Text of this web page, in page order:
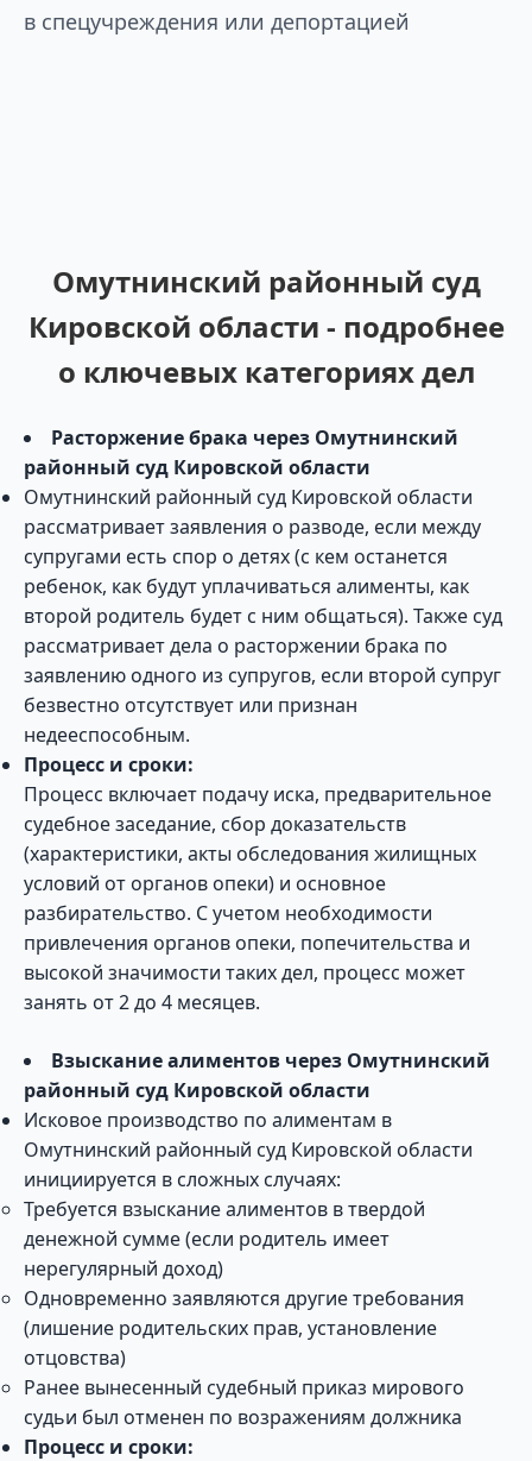
в спецучреждения или депортацией
Омутнинский районный суд
Кировской области - подробнее
о ключевых категориях дел
Расторжение брака через Омутнинский
районный суд Кировской области
Омутнинский районный суд Кировской области
рассматривает заявления о разводе, если между
супругами есть спор о детях (с кем останется
ребенок, как будут уплачиваться алименты, как
второй родитель будет с ним общаться). Также суд
рассматривает дела о расторжении брака по
заявлению одного из супругов, если второй супруг
безвестно отсутствует или признан
недееспособным.
Процесс и сроки:
Процесс включает подачу иска, предварительное
судебное заседание, сбор доказательств
(характеристики, акты обследования жилищных
условий от органов опеки) и основное
разбирательство. С учетом необходимости
привлечения органов опеки, попечительства и
высокой значимости таких дел, процесс может
занять от 2 до 4 месяцев.
Взыскание алиментов через Омутнинский
районный суд Кировской области
Исковое производство по алиментам в
Омутнинский районный суд Кировской области
инициируется в сложных случаях:
Требуется взыскание алиментов в твердой
денежной сумме (если родитель имеет
нерегулярный доход)
Одновременно заявляются другие требования
(лишение родительских прав, установление
отцовства)
Ранее вынесенный судебный приказ мирового
судьи был отменен по возражениям должника
Процесс и сроки: